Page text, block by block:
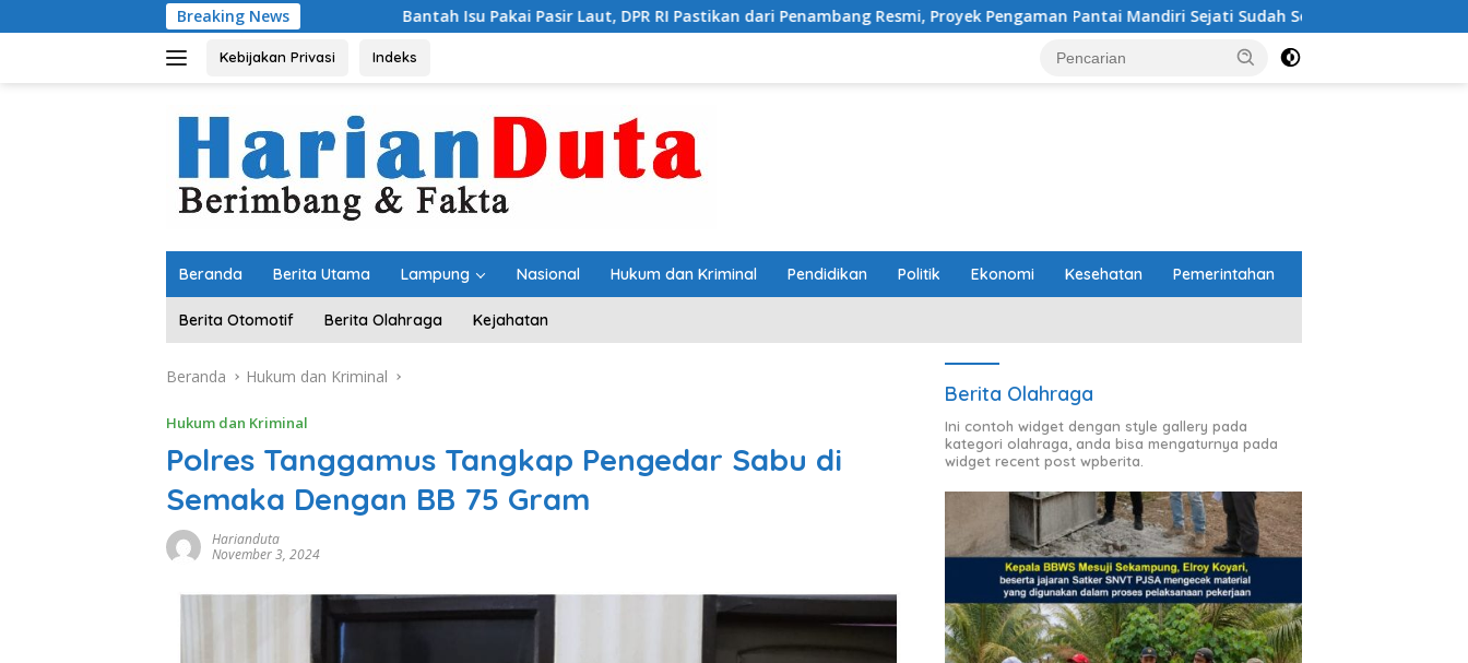
ke
Breaking NewsBantah Isu Pakai Pasir Laut, DPR RI Pastikan dari Penambang Resmi, Proyek Pengaman Pantai Mandiri Sejati Sudah Sesuai Spesifikasi
Kebijakan Privasi Indeks
Beranda Berita Utama Lampung Nasional Hukum dan Kriminal Pendidikan Politik Ekonomi Kesehatan Pemerintahan
Berita Otomotif Berita Olahraga Kejahatan
Beranda Hukum dan Kriminal
Hukum dan Kriminal
Polres Tanggamus Tangkap Pengedar Sabu di
Semaka Dengan BB 75 Gram
Harianduta
November 3, 2024
Berita Olahraga
Ini contoh widget dengan style gallery pada
kategori olahraga, anda bisa mengaturnya pada
widget recent post wpberita.